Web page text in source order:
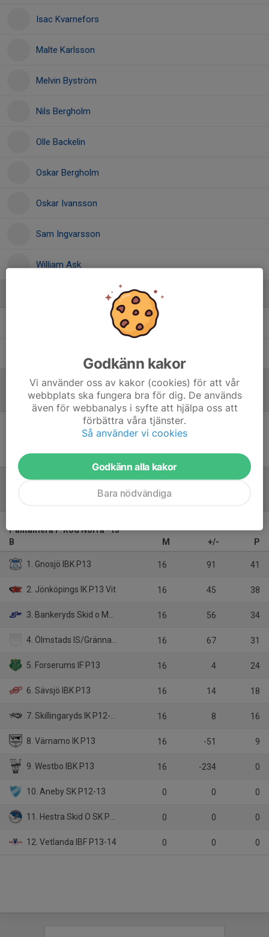
Isac Kvarnefors
Malte Karlsson
Melvin Byström
Nils Bergholm
Olle Backelin
Oskar Bergholm
Oskar Ivansson
Sam Ingvarsson
William Ask
Tränare
Referat
Inget referat skrivet
Pantamera P Röd Norra -13
B
M +/- P
1. Gnosjö IBK P13 16 91 41
2. Jönköpings IK P13 Vit 16 45 38
3. Bankeryds Skid o MK P13 16 56 34
4. Ölmstads IS/Gränna AIS P13 16 67 31
5. Forserums IF P13 16 4 24
6. Sävsjö IBK P13 16 14 18
7. Skillingaryds IK P12-13 16 8 16
8. Värnamo IK P13 16 -51 9
9. Westbo IBK P13 16 -234 0
10. Aneby SK P12-13 0 0 0
11. Hestra Skid O SK P13-14 0 0 0
12. Vetlanda IBF P13-14 0 0 0
Godkänn kakor
Vi använder oss av kakor (cookies) för att vår
webbplats ska fungera bra för dig. De används
även för webbanalys i syfte att hjälpa oss att
förbättra våra tjänster.
Så använder vi cookies
Godkänn alla kakor
Bara nödvändiga